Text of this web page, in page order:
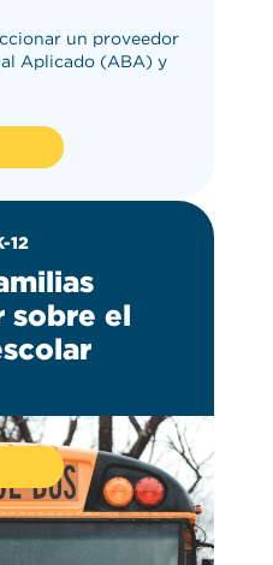
un proveedor
Aplicado (ABA) y
12
sobre el